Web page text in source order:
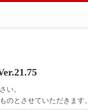
い。
のとさせていただきます。